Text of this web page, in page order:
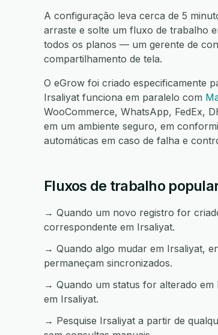
A configuração leva cerca de 5
arraste e solte um fluxo de trabalho
todos os planos — um gerente de
compartilhamento de tela.
O eGrow foi criado especificamente
Irsaliyat funciona em paralelo com
WooCommerce, WhatsApp, FedEx,
em um ambiente seguro, em
automáticas em caso de falha e
Fluxos de trabalho
→ Quando um novo registro for
correspondente em Irsaliyat.
→ Quando algo mudar em Irsaliyat,
permaneçam sincronizados.
→ Quando um status for alterado em
em Irsaliyat.
→ Pesquise Irsaliyat a partir de